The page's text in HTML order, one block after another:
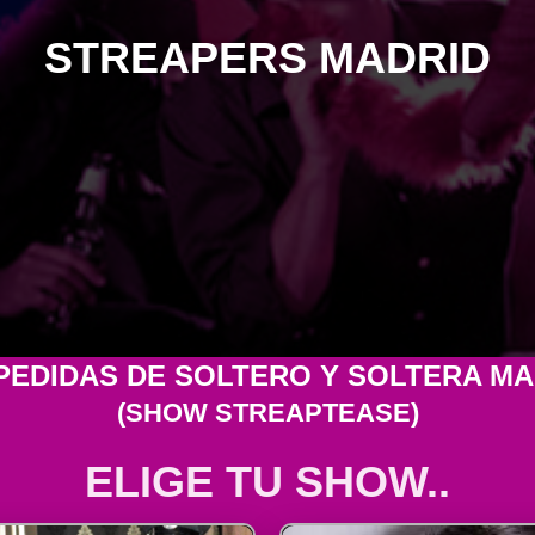
STREAPERS MADRID
DE SOLTERO Y SOLTERA
(SHOW STREAPTEASE)
ELIGE TU SHOW..